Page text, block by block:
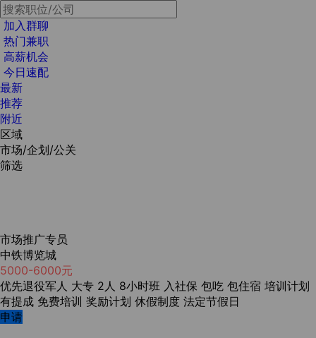
加入群聊
热门兼职
高薪机会
今日速配
最新
推荐
附近
区域
市场/企划/公关
筛选
市场推广专员
中铁博览城
5000-6000元
优先退役军人 大专 2人 8小时班 入社保 包吃 包住宿 培训计划
有提成 免费培训 奖励计划 休假制度 法定节假日
申请